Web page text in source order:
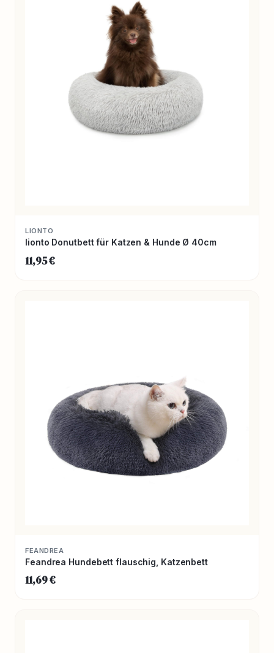
LIONTO
lionto Donutbett für Katzen & Hunde Ø 40cm
11,95 €
FEANDREA
Feandrea Hundebett flauschig, Katzenbett
11,69 €